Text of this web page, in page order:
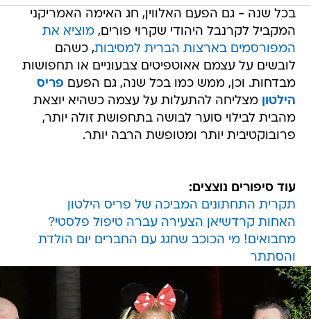
בכל שנה - גם הפעם האלווין, חג האימה האמריקני
המקביל לקרנבל היהודי שקרוי פורים,מוציא את
המפורסמים בארצות הברית למסיבות, כשהם
לובשים על עצמם אאוטפיטים צבעוניים או תחפושות
מבדחות. וכן, ממש כמו בכל שנה, גם הפעם פריס
הילטון מצליחה להתעלות על עצמה כשהיא יוצאת
מהבית לבילוי סוער לבושה בתחפושת זולה יותר,
פרובוקטיבית יותר ומטופשת הרבה יותר.
עוד סיפורים נוצצים:
תקרית התחתונים המביכה של פריס הילטון
האחות קרדשיאן הצעירה עברה טיפול פלסטי?
מחבואים! מי הכוכב שחגג עם החברים יום הולדת
והסתתר